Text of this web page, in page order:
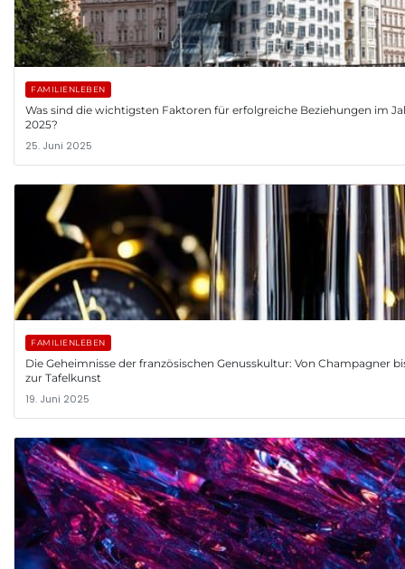
FAMILIENLEBEN
Was sind die wichtigsten Faktoren für erfolgreiche Beziehungen im
2025?
25. Juni 2025
FAMILIENLEBEN
Die Geheimnisse der französischen Genusskultur: Von Champagner
zur Tafelkunst
19. Juni 2025